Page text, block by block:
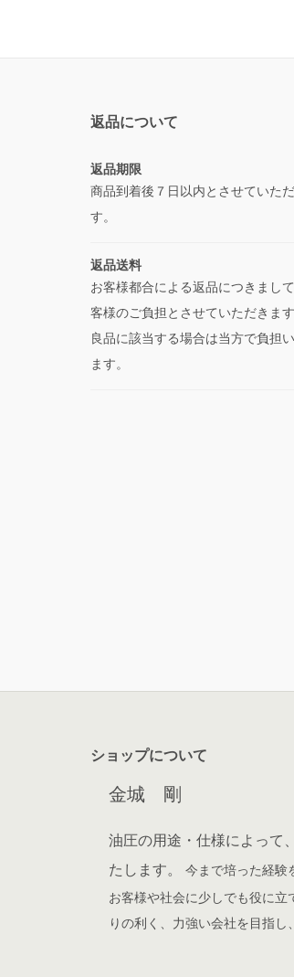
返品について
返品期限
商品到着後７日以内とさせていた
す。
返品送料
お客様都合による返品につきまし
客様のご負担とさせていただきま
良品に該当する場合は当方で負担
ます。
ショップについて
金城 剛
油圧の用途・仕様によって
たします。
今まで培った経験
お客様や社会に少しでも役に立
りの利く、力強い会社を目指し